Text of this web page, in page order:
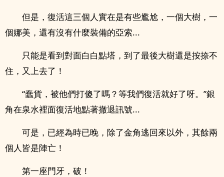
但是，復活這三個人實在是有些尷尬，一個大樹，一
個娜美，還有沒有什麼裝備的亞索...
只能是看到對面白白點塔，到了最後大樹還是按捺不
住，又上去了！
“蠢貨，被他們打傻了嗎？等我們復活就好了呀。”銀
角在泉水裡面復活地點著撤退訊號...
可是，已經為時已晚，除了金角逃回來以外，其餘兩
個人皆是陣亡！
第一座門牙，破！